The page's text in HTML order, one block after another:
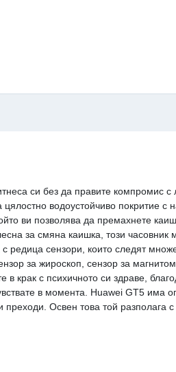
си без да правите компромис с
водоустойчиво покритие с
ви позволява да премахнете
за смяна каишка, този
сензори, които следят
за жироскоп, сензор за
крак с психичното си здраве,
в момента. Huawei GT5 има
Освен това той разполага